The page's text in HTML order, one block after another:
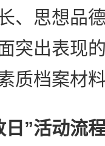
、思想品
突出表现
质档案材
日”活动流